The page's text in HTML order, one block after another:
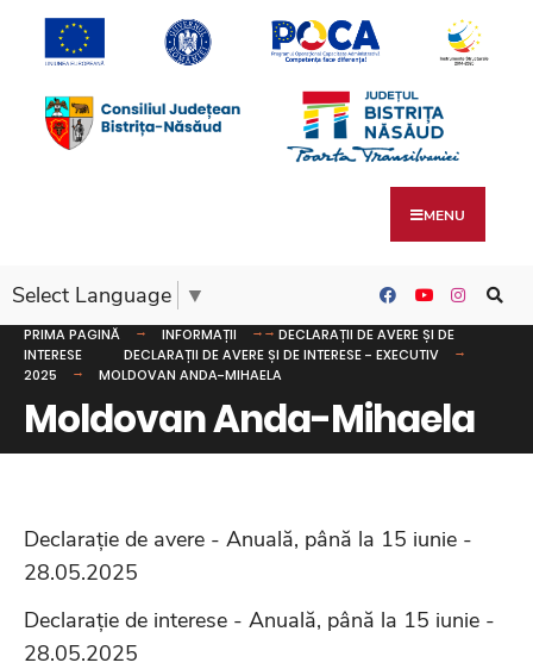
MENU
Select Language ▼
PRIMA PAGINĂ INFORMAȚII
DECLARAȚII DE AVERE ȘI DE
INTERESE
DECLARAȚII DE AVERE ȘI DE INTERESE - EXECUTIV
2025
MOLDOVAN ANDA-MIHAELA
Moldovan Anda-Mihaela
Declarație de avere - Anuală, până la 15 iunie -
28.05.2025
Declarație de interese - Anuală, până la 15 iunie -
28.05.2025